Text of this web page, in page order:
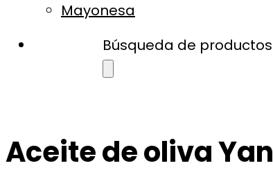
Mayonesa
Búsqueda de productos
Aceite de oliva